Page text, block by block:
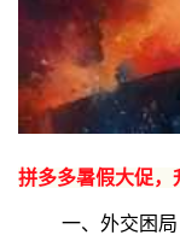
拼多多暑假大促
一、外交困